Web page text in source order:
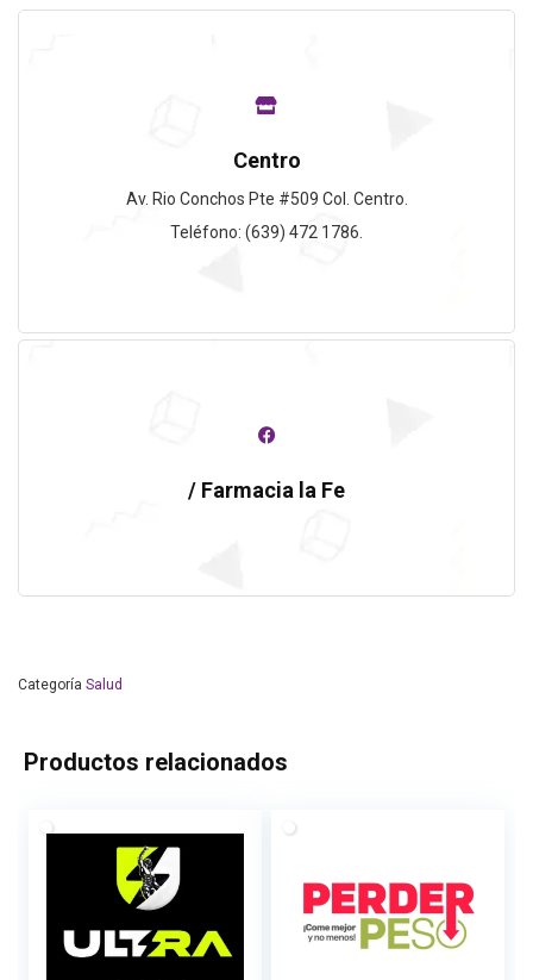
Centro
Av. Rio Conchos Pte #509 Col. Centro.
Teléfono: (639) 472 1786.
/ Farmacia la Fe
Categoría Salud
Productos relacionados